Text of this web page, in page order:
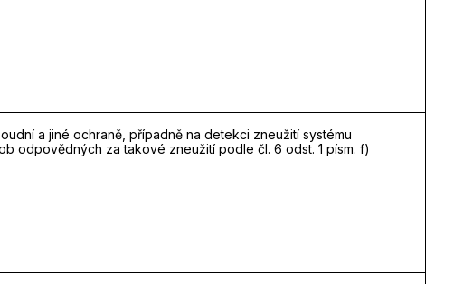
a jiné ochraně, případně na detekci zneužití systému
odpovědných za takové zneužití podle čl. 6 odst. 1 písm. f)